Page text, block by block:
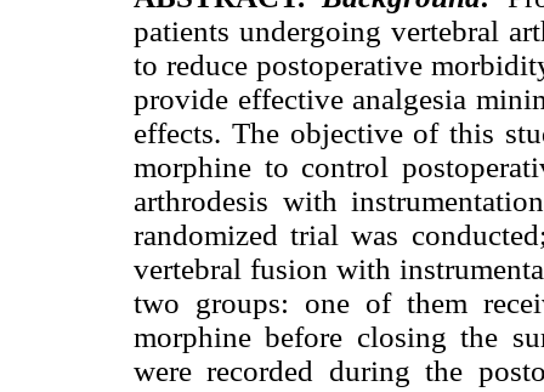
patients undergoing vertebral
to reduce postoperative
provide effective analgesia
effects. The objective of this
morphine to control
arthrodesis with
randomized trial was
vertebral fusion with
two groups: one of them
morphine before closing the
were recorded during the